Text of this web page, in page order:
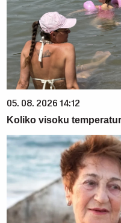
05. 08. 2026 14:12
Koliko visoku